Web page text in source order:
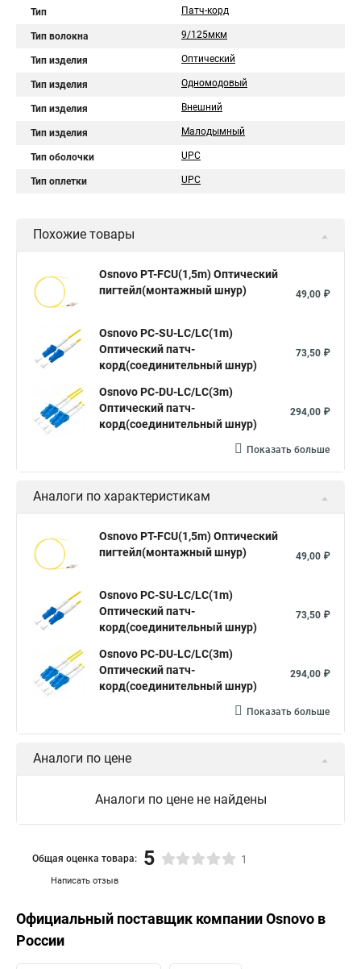
Тип Патч-корд
Тип волокна 9/125мкм
Тип изделия Оптический
Тип изделия Одномодовый
Тип изделия Внешний
Тип изделия Малодымный
Тип оболочки UPC
Тип оплетки UPC
Похожие товары
Osnovo PT-FCU(1,5m) Оптический
пигтейл(монтажный шнур)
49,00 ₽
Osnovo PC-SU-LC/LC(1m)
Оптический патч-
корд(соединительный шнур)
73,50 ₽
Osnovo PC-DU-LC/LC(3m)
Оптический патч-
корд(соединительный шнур)
294,00 ₽
Показать больше
Аналоги по характеристикам
Osnovo PT-FCU(1,5m) Оптический
пигтейл(монтажный шнур)
49,00 ₽
Osnovo PC-SU-LC/LC(1m)
Оптический патч-
корд(соединительный шнур)
73,50 ₽
Osnovo PC-DU-LC/LC(3m)
Оптический патч-
корд(соединительный шнур)
294,00 ₽
Показать больше
Аналоги по цене
Аналоги по цене не найдены
Написать отзыв
Общая оценка товара: 5 1
Официальный поставщик компанииOsnovo в
России